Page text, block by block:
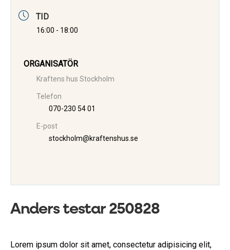
TID
16:00 - 18:00
ORGANISATÖR
Kraftens hus Stockholm
Telefon
070-230 54 01
E-post
stockholm@kraftenshus.se
Anders testar 250828
Lorem ipsum dolor sit amet, consectetur adipisicing elit,